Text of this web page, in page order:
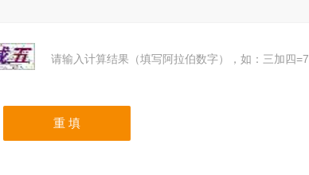
请输入计算结果（填写阿拉伯数字），如：三加四=7